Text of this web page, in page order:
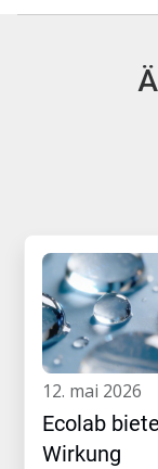
12. mai 2026
Ecolab
Wirkung